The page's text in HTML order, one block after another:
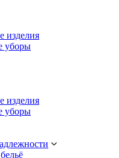
изделия
уборы
изделия
уборы